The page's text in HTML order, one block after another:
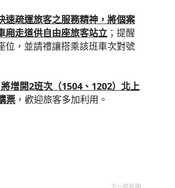
速疏運旅客之服務精神，將個案
廂走道供自由座旅客站立 ；提醒
位，並請禮讓搭乘該班車次對號
增開2班次（1504、 1202）北上
票 ，歡迎旅客多加利用。